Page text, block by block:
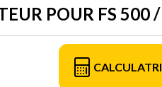
POUR FS 500